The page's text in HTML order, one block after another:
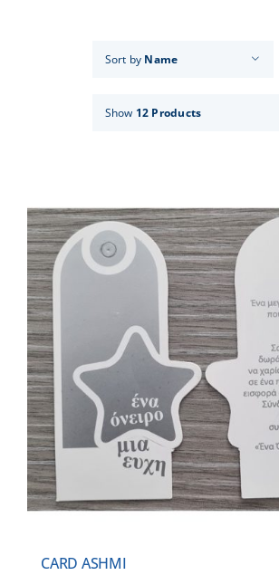
Contact us
Donations
Sort by Name
Show 12 Products
CARD ASHMI